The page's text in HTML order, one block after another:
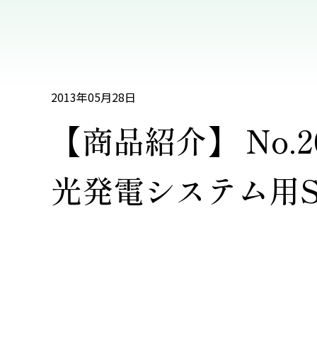
2013年05月28日
【商品紹介】
光発電システム用